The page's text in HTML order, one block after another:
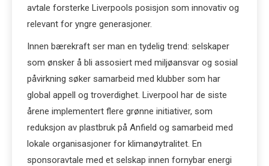
avtale forsterke Liverpools posisjon som innovativ og
relevant for yngre generasjoner.
Innen bærekraft ser man en tydelig trend: selskaper
som ønsker å bli assosiert med miljøansvar og sosial
påvirkning søker samarbeid med klubber som har
global appell og troverdighet. Liverpool har de siste
årene implementert flere grønne initiativer, som
reduksjon av plastbruk på Anfield og samarbeid med
lokale organisasjoner for klimanøytralitet. En
sponsoravtale med et selskap innen fornybar energi